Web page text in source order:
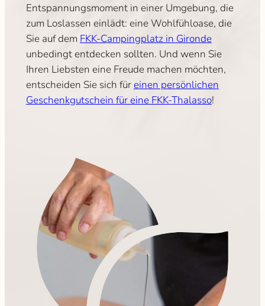
Entspannungsmoment in einer Umgebung, die
zum Loslassen einlädt: eine Wohlfühloase, die
Sie auf dem FKK-Campingplatz in Gironde
unbedingt entdecken sollten. Und wenn Sie
Ihren Liebsten eine Freude machen möchten,
entscheiden Sie sich füreinen persönlichen
Geschenkgutschein für eine FKK-Thalasso!